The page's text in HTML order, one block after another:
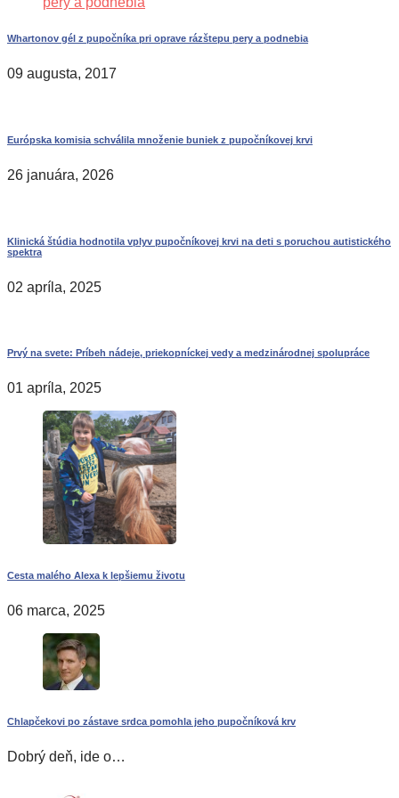
Whartonov gél z pupočníka pri oprave rázštepu pery a podnebia
09 augusta, 2017
Európska komisia schválila množenie buniek z pupočníkovej krvi
26 januára, 2026
Klinická štúdia hodnotila vplyv pupočníkovej krvi na deti s poruchou autistického
spektra
02 apríla, 2025
Prvý na svete: Príbeh nádeje, priekopníckej vedy a medzinárodnej spolupráce
01 apríla, 2025
Cesta malého Alexa k lepšiemu životu
06 marca, 2025
Chlapčekovi po zástave srdca pomohla jeho pupočníková krv
Dobrý deň, ide o…